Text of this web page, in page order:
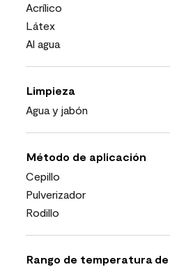
Acrílico
Látex
Al agua
Limpieza
Agua y jabón
Método de aplicación
Cepillo
Pulverizador
Rodillo
Rango de temperatura